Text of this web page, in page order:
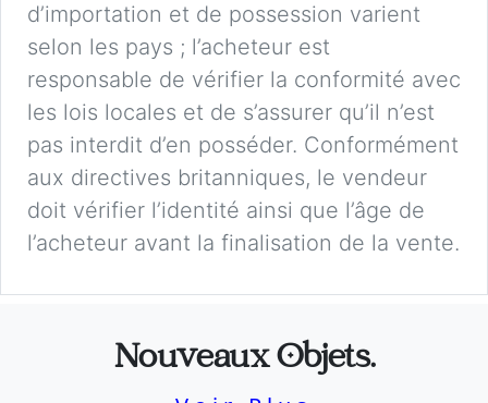
d’importation et de possession varient
selon les pays ; l’acheteur est
responsable de vérifier la conformité avec
les lois locales et de s’assurer qu’il n’est
pas interdit d’en posséder. Conformément
aux directives britanniques, le vendeur
doit vérifier l’identité ainsi que l’âge de
l’acheteur avant la finalisation de la vente.
Nouveaux Objets.